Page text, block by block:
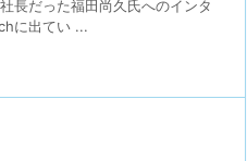
長だった福田尚久氏へのインタ
に出てい ...